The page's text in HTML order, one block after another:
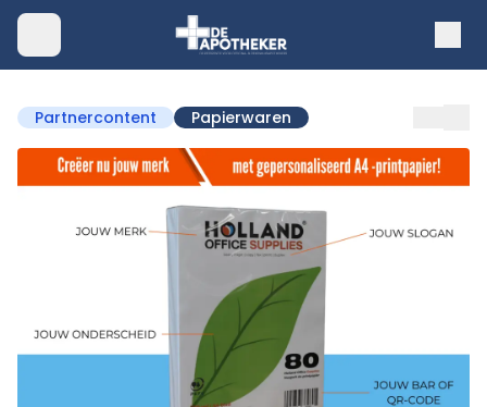
Partnercontent Papierwaren